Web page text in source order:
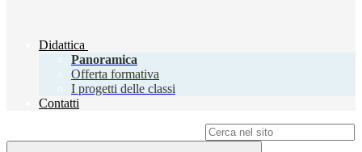
Didattica
Panoramica
Offerta formativa
I progetti delle classi
Contatti